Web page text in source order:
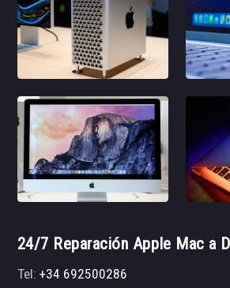
24/7 Reparación Apple Mac a
Tel:+34 692500286